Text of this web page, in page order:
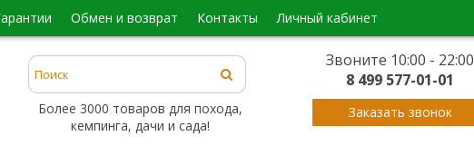
гарантии обмен и возврат контакты личный кабинет
Звоните 10:00 - 22:00
8 499 577-01-01
Более 3000 товаров для похода,
кемпинга, дачи и сада!
Заказать звонок